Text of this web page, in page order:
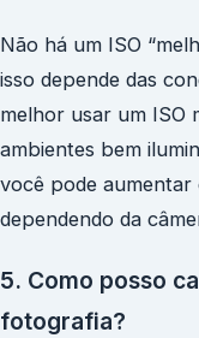
Não há um ISO
isso depende das
melhor usar um ISO
ambientes bem
você pode
dependendo da
5. Como posso
fotografia?